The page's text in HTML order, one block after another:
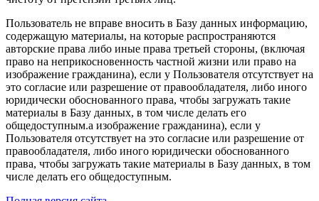
Пользователь не вправе вносить в Базу данных информацию,
содержащую материалы, на которые распространяются
авторские права либо иные права третьей стороны, (включая
право на неприкосновенность частной жизни или право на
изображение гражданина), если у Пользователя отсутствует на
это согласие или разрешение от правообладателя, либо иного
юридически обоснованного права, чтобы загружать такие
материалы в Базу данных, в том числе делать его
общедоступным.а изображение гражданина), если у
Пользователя отсутствует на это согласие или разрешение от
правообладателя, либо иного юридически обоснованного
права, чтобы загружать такие материалы в Базу данных, в том
числе делать его общедоступным.